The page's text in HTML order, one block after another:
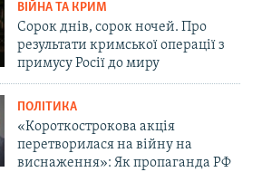
ВІЙНА ТА КРИМ
Сорок днів, сорок ночей. Про
результати кримської операції з
примусу Росії до миру
ПОЛІТИКА
«Короткострокова акція
перетворилася на війну на
виснаження»: Як пропаганда РФ